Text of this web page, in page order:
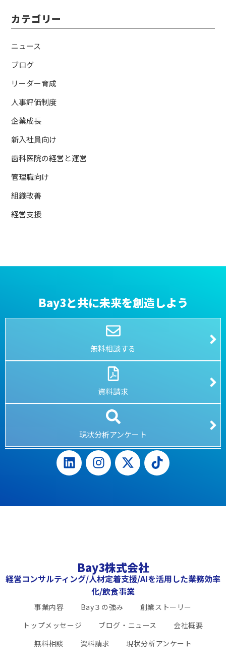
カテゴリー
ニュース
ブログ
リーダー育成
人事評価制度
企業成長
新入社員向け
歯科医院の経営と運営
管理職向け
組織改善
経営支援
Bay3と共に未来を創造しよう
無料相談する
資料請求
現状分析アンケート
Bay3株式会社
経営コンサルティング/人材定着支援/AIを活用した業務効率
化/飲食事業
事業内容 Bay３の強み
創業ストーリー
トップメッセージ
ブログ・ニュース
会社概要
無料相談
資料請求 現状分析アンケート